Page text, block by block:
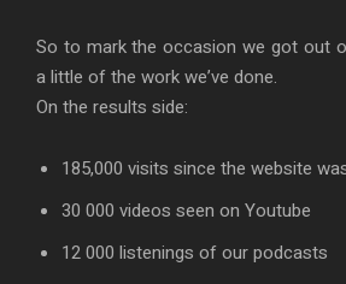
So to mark the occasion we got out
a little of the work we’ve done.
On the results side:
185,000 visits since the website
30 000 videos seen on Youtube
12 000 listenings of our podcasts